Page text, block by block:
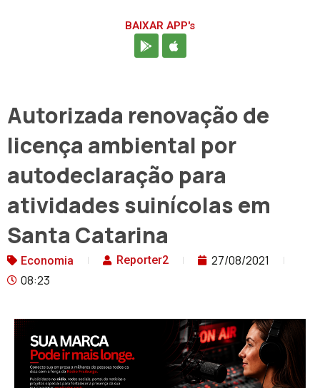
BAIXAR APP's
Autorizada renovação de
licença ambiental por
autodeclaração para
atividades suinícolas em
Santa Catarina
Economia Reporter2
27/08/2021
08:23